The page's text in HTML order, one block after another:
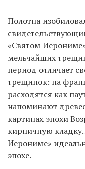
Полотна
«Святом
мельчайших
период отличает
трещинок: на
расходятся как
напоминают
картинах эпохи
кирпичную
Иерониме»
эпохе.